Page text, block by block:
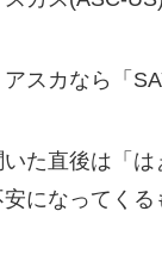
スカなら「
た直後は「
になってくる